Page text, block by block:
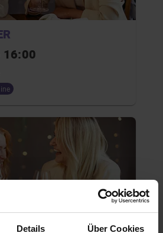
Details Über Cookies